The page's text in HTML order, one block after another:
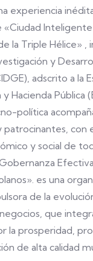
experiencia
«Ciudad
la Triple Hélice» ,
y
adscrito a la
Hacienda Pública
política
con
y social de
es una
de la
que
la prosperidad,
de alta calidad